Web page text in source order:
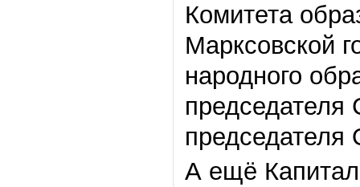
Комитета
Марксовской
народного
председателя
А ещё